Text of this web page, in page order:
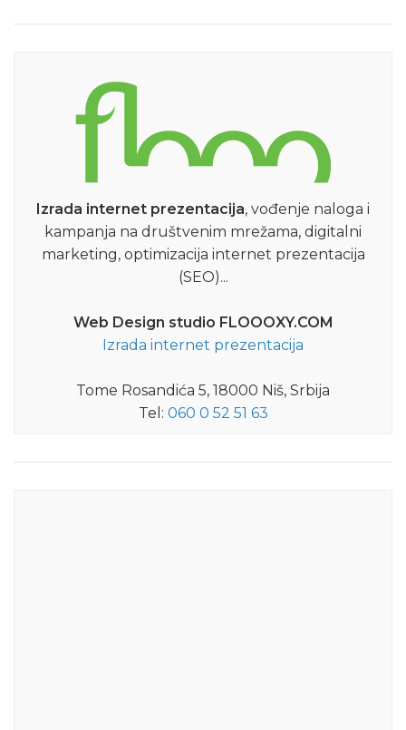
Izrada internet prezentacija, vođenje naloga i
kampanja na društvenim mrežama, digitalni
marketing, optimizacija internet prezentacija
(SEO)...
Web Design studio FLOOOXY.COM
Izrada internet prezentacija
Tome Rosandića 5, 18000 Niš, Srbija
Tel: 060 0 52 51 63